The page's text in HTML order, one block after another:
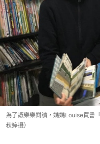
為了讓樂樂閱讀，媽媽Louise買書
秋婷攝）